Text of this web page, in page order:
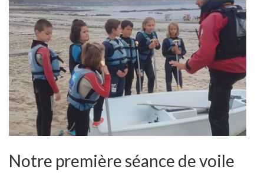
Notre première séance de voile